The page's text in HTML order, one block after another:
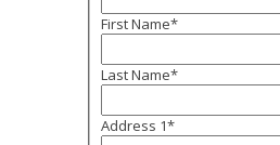
First Name*
Last Name*
Address 1*